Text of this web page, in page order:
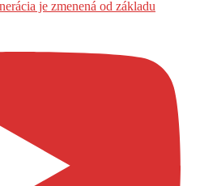
je zmenená od základu